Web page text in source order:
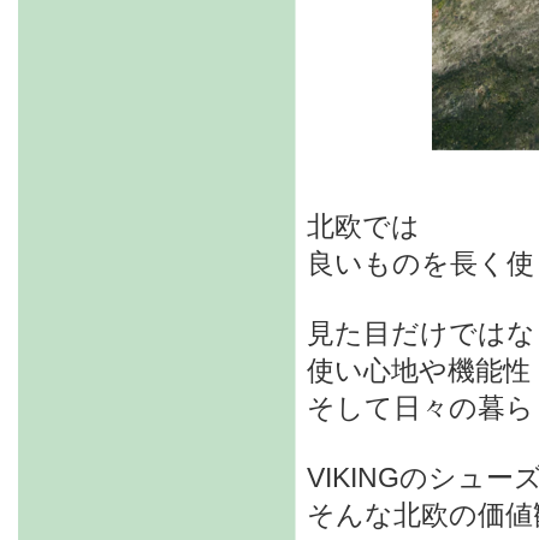
北欧では
良いものを長く
見た目だけでは
使い心地や機能性
そして日々の暮
VIKINGのシュー
そんな北欧の価